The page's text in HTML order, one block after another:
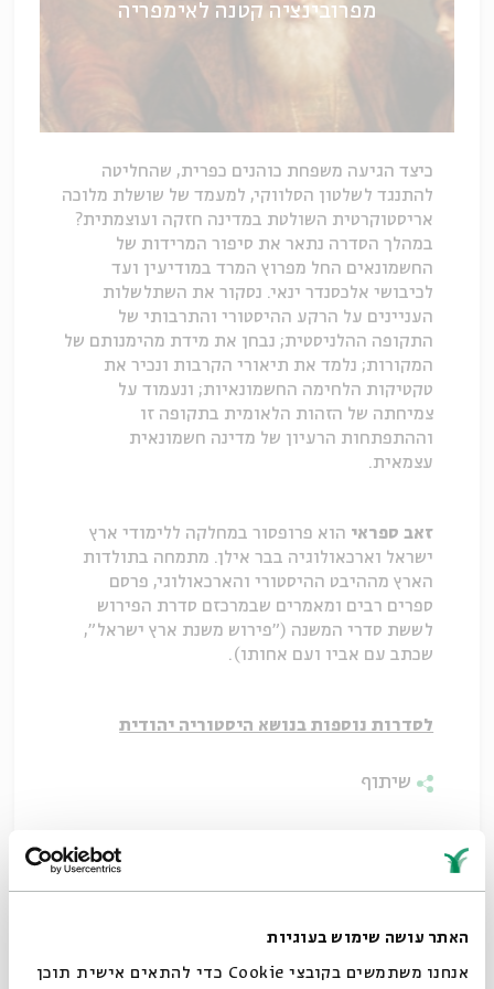
האתר עושה שימוש בעוגיות
אנחנו משתמשים בקובצי Cookie כדי להתאים אישית תוכן
מפרובינציה קטנה לאימפריה
כיצד הגיעה משפחת כוהנים כפרית, שהחליטה
להתנגד לשלטון הסלווקי, למעמד של שושלת מלוכה
אריסטוקרטית השולטת במדינה חזקה ועוצמתית?
במהלך הסדרה נתאר את סיפור המרידות של
החשמונאים החל מפרוץ המרד במודיעין ועד
לכיבושי אלכסנדר ינאי. נסקור את השתלשלות
העניינים על הרקע ההיסטורי והתרבותי של
התקופה ההלניסטית; נבחן את מידת מהימנותם של
המקורות; נלמד את תיאורי הקרבות ונכיר את
טקטיקות הלחימה החשמונאיות; ונעמוד על
צמיחתה של הזהות הלאומית בתקופה זו
וההתפתחות הרעיון של מדינה חשמונאית
עצמאית.
זאב ספראי הוא פרופסור במחלקה ללימודי ארץ
ישראל וארכאולוגיה בבר אילן. מתמחה בתולדות
הארץ מההיבט ההיסטורי והארכאולוגי, פרסם
ספרים רבים ומאמרים שבמרכזם סדרת הפירוש
לששת סדרי המשנה ("פירוש משנת ארץ ישראל",
שכתב עם אביו ועם אחותו).
לסדרות נוספות בנושא היסטוריה יהודית
שיתוף